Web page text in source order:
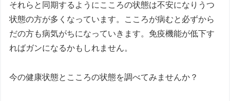
それらと同期するようにこころの状態は不安になりうつ
状態の方が多くなっています。こころが病むと必ずから
だの方も病気がちになっていきます。免疫機能が低下す
ればガンになるかもしれません。
今の健康状態とこころの状態を調べてみませんか？